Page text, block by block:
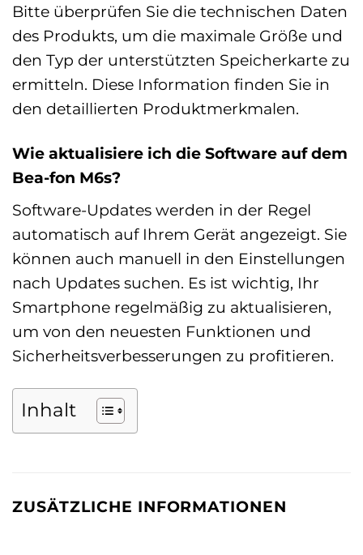
Bitte überprüfen Sie die technischen Daten
des Produkts, um die maximale Größe und
den Typ der unterstützten Speicherkarte zu
ermitteln. Diese Information finden Sie in
den detaillierten Produktmerkmalen.
Wie aktualisiere ich die Software auf dem
Bea-fon M6s?
Software-Updates werden in der Regel
automatisch auf Ihrem Gerät angezeigt. Sie
können auch manuell in den Einstellungen
nach Updates suchen. Es ist wichtig, Ihr
Smartphone regelmäßig zu aktualisieren,
um von den neuesten Funktionen und
Sicherheitsverbesserungen zu profitieren.
Inhalt
ZUSÄTZLICHE INFORMATIONEN